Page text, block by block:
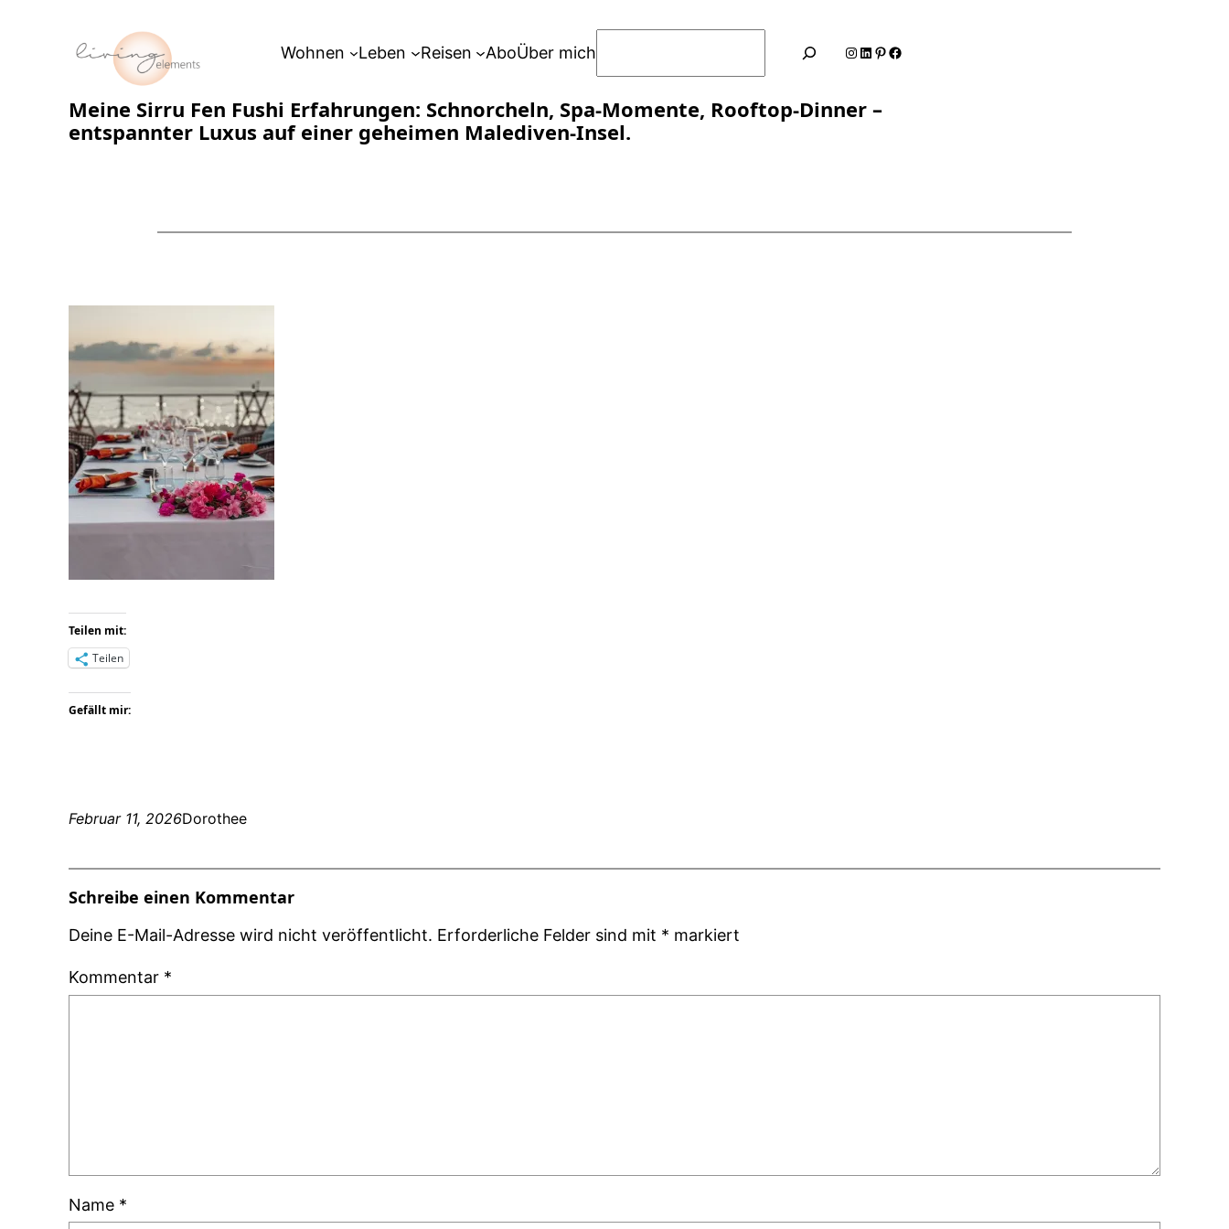
Wohnen Leben Reisen AboÜber mich
h
e
Instagram LinkedIn Pinterest Facebook
Meine Sirru Fen Fushi Erfahrungen: Schnorcheln, Spa-Momente, Rooftop-Dinner –
entspannter Luxus auf einer geheimen Malediven-Insel.
Teilen mit:
Teilen
Gefällt mir:
Februar 11, 2026Dorothee
Schreibe einen Kommentar
Deine E-Mail-Adresse wird nicht veröffentlicht. Erforderliche Felder sind mit * markiert
Kommentar *
Name *